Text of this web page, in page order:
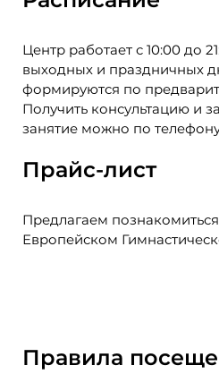
Центр работает с 10:00 до
выходных и праздничных
формируются по
Получить консультацию и
занятие можно по
Прайс-лист
Предлагаем
Европейском
Правила